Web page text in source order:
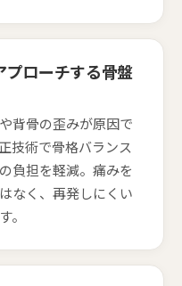
プローチする骨盤
背骨の歪みが原因で
技術で骨格バランス
負担を軽減。痛みを
なく、再発しにくい
。